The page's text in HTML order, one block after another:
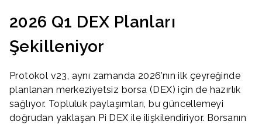
2026 Q1 DEX Planları
Şekilleniyor
Protokol v23, aynı zamanda 2026’nın ilk çeyreğinde
planlanan merkeziyetsiz borsa (DEX) için de hazırlık
sağlıyor. Topluluk paylaşımları, bu güncellemeyi
doğrudan yaklaşan Pi DEX ile ilişkilendiriyor. Borsanın